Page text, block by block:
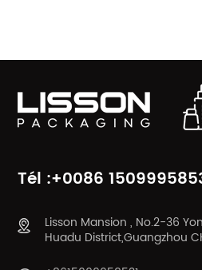
Tél :+0086
Lisson Mansion , No.2-36
Huadu District,Guangzhou